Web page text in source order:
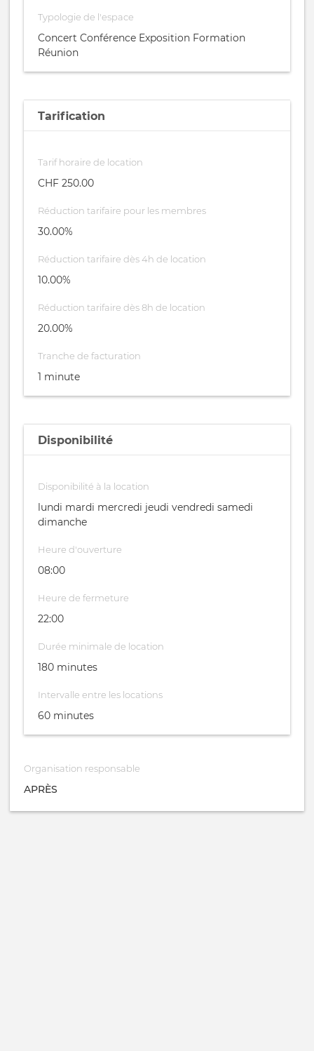
Typologie de l'espace
Concert Conférence Exposition Formation
Réunion
Tarification
Tarif horaire de location
CHF 250.00
Réduction tarifaire pour les membres
30.00%
Réduction tarifaire dès 4h de location
10.00%
Réduction tarifaire dès 8h de location
20.00%
Tranche de facturation
1 minute
Disponibilité
Disponibilité à la location
lundi mardi mercredi jeudi vendredi samedi
dimanche
Heure d'ouverture
08:00
Heure de fermeture
22:00
Durée minimale de location
180 minutes
Intervalle entre les locations
60 minutes
Organisation responsable
APRÈS